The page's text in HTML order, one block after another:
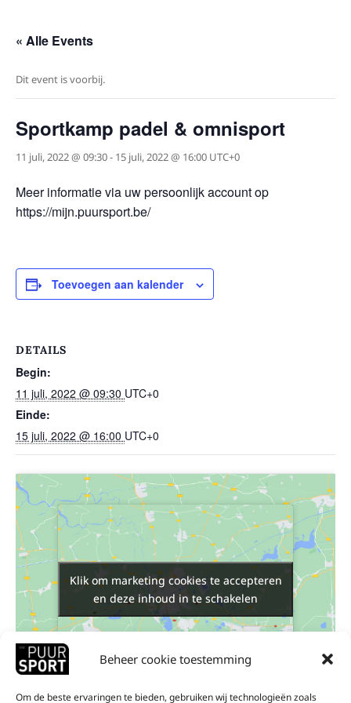
Beheer cookie toestemming
Om de beste ervaringen te bieden, gebruiken wij technologieën zoals
« Alle Events
Dit event is voorbij.
Sportkamp padel & omnisport
11 juli, 2022 @ 09:30- 15 juli, 2022 @ 16:00 UTC+0
Meer informatie via uw persoonlijk account op
https://mijn.puursport.be/
Toevoegen aan kalender
DETAILS
Begin:
11 juli, 2022 @ 09:30 UTC+0
Einde:
15 juli, 2022 @ 16:00 UTC+0
Klik om marketing cookies te accepteren
en deze inhoud in te schakelen
Klik om marketing cookies te accepteren
en deze inhoud in te schakelen